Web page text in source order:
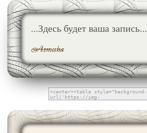
...Здесь будет ваша запись...